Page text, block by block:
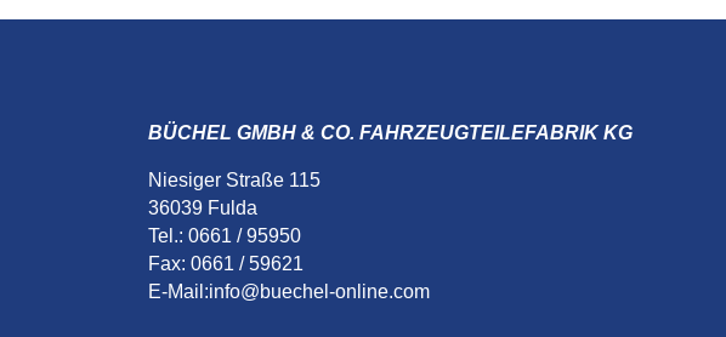
BÜCHEL GMBH & CO. FAHRZEUGTEILEFABRIK KG
Niesiger Straße 115
36039 Fulda
Tel.: 0661 / 95950
Fax: 0661 / 59621
E-Mail:info@buechel-online.com